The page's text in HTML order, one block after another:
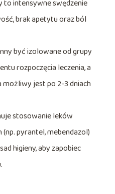
intensywne swędzenie
brak apetytu oraz ból
być izolowane od grupy
rozpoczęcia leczenia, a
jest po 2-3 dniach
stosowanie leków
pyrantel, mebendazol)
higieny, aby zapobiec